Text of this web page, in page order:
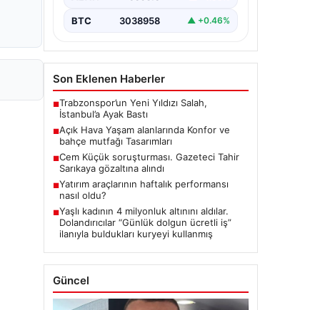
BTC 3038958 ▲ +0.46%
Son Eklenen Haberler
■Trabzonspor’un Yeni Yıldızı Salah,
İstanbul’a Ayak Bastı
■Açık Hava Yaşam alanlarında Konfor ve
bahçe mutfağı Tasarımları
■Cem Küçük soruşturması. Gazeteci Tahir
Sarıkaya gözaltına alındı
■Yatırım araçlarının haftalık performansı
nasıl oldu?
■Yaşlı kadının 4 milyonluk altınını aldılar.
Dolandırıcılar “Günlük dolgun ücretli iş”
ilanıyla buldukları kuryeyi kullanmış
Güncel